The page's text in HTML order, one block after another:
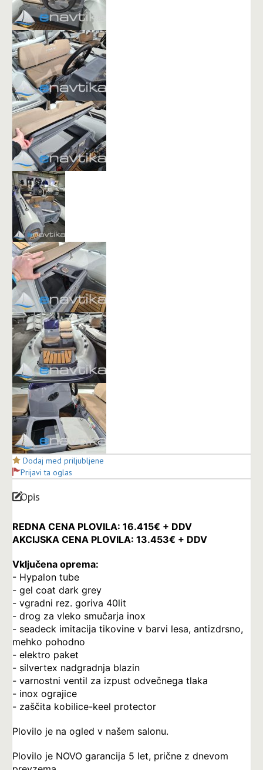
Dodaj med priljubljene
Prijavi ta oglas
Opis
REDNA CENA PLOVILA: 16.415€ + DDV
AKCIJSKA CENA PLOVILA: 13.453€ + DDV
Vključena oprema:
- Hypalon tube
- gel coat dark grey
- vgradni rez. goriva 40lit
- drog za vleko smučarja inox
- seadeck imitacija tikovine v barvi lesa, antizdrsno,
mehko pohodno
- elektro paket
- silvertex nadgradnja blazin
- varnostni ventil za izpust odvečnega tlaka
- inox ograjice
- zaščita kobilice-keel protector
Plovilo je na ogled v našem salonu.
Plovilo je NOVO garancija 5 let, prične z dnevom